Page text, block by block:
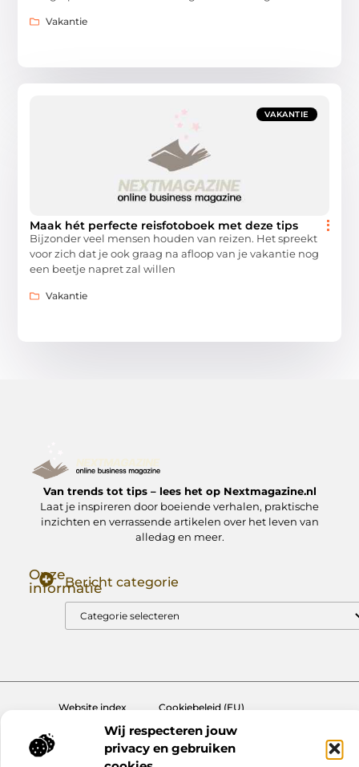
Wij respecteren jouw
privacy en gebruiken
Vakantie
VAKANTIE
Maak hét perfecte reisfotoboek met deze tips
Bijzonder veel mensen houden van reizen. Het spreekt
voor zich dat je ook graag na afloop van je vakantie nog
een beetje napret zal willen
Vakantie
Van trends tot tips – lees het op Nextmagazine.nl
Laat je inspireren door boeiende verhalen, praktische
inzichten en verrassende artikelen over het leven van
alledag en meer.
Onze
informatieBericht categorie
Website index
Cookiebeleid (EU)
@2025 www.nextmagazine.nl. All Right Reserved.